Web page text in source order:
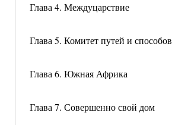
Глава 4. Междуцарствие
Глава 5. Комитет путей и способов
Глава 6. Южная Африка
Глава 7. Совершенно свой дом